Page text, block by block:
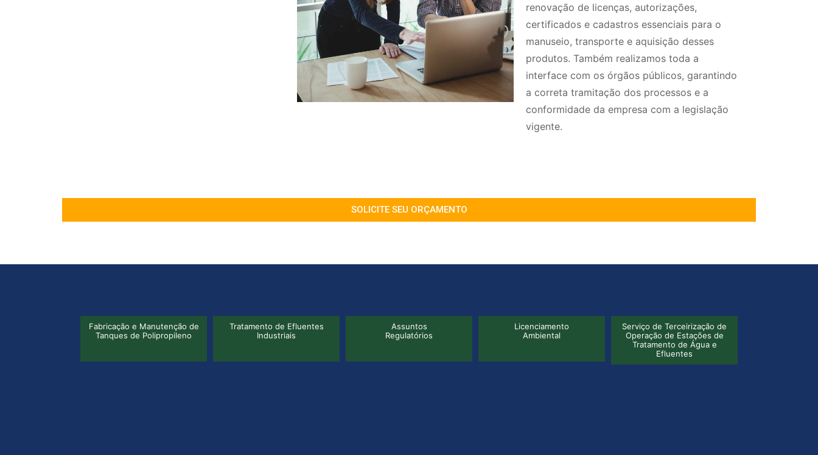
renovação de licenças, autorizações,
certificados e cadastros essenciais para o
manuseio, transporte e aquisição desses
produtos. Também realizamos toda a
interface com os órgãos públicos, garantindo
a correta tramitação dos processos e a
conformidade da empresa com a legislação
vigente.
SOLICITE SEU ORÇAMENTO
Tratamento de Efluentes
Industriais
Assuntos
Regulatórios
Licenciamento
Ambiental
Serviço de Terceirização de
Operação de Estações de
Fabricação e Manutenção de
Tanques de Polipropileno